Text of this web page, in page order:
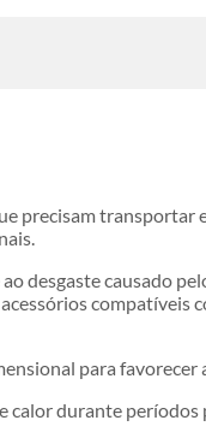
precisam transportar
desgaste causado
compatíveis
para favorecer
calor durante